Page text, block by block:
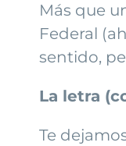
Más que
Federal
sentido,
La letra
Te